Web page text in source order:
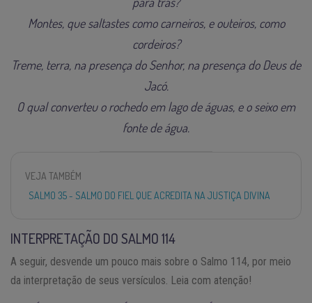
Montes, que saltastes como carneiros, e outeiros, como
cordeiros?
Treme, terra, na presença do Senhor, na presença do Deus de
Jacó.
O qual converteu o rochedo em lago de águas, e o seixo em
fonte de água.
VEJA TAMBÉM
SALMO 35 - SALMO DO FIEL QUE ACREDITA NA JUSTIÇA DIVINA
INTERPRETAÇÃO DO SALMO 114
A seguir, desvende um pouco mais sobre o Salmo 114, por meio
da interpretação de seus versículos. Leia com atenção!